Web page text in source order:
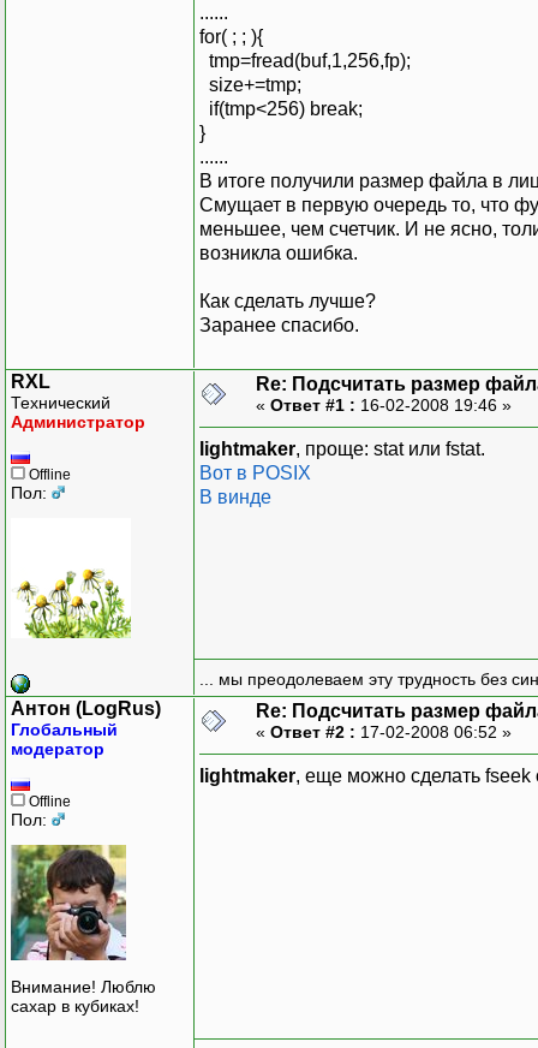
......
for( ; ; ){
tmp=fread(buf,1,256,fp);
size+=tmp;
if(tmp<256) break;
}
......
В итоге получили размер файла в
Смущает в первую очередь то, что
меньшее, чем счетчик. И не ясно,
возникла ошибка.
Как сделать лучше?
Заранее спасибо.
RXL
Технический
Администратор
Offline
Пол:
Re: Подсчитать размер
« Ответ #1 : 16-02-2008 19:46 »
lightmaker, проще: stat или fstat.
Вот в POSIX
В винде
... мы преодолеваем эту трудность без
Антон (LogRus)
Глобальный
модератор
Offline
Пол:
Внимание! Люблю
сахар в кубиках!
Re: Подсчитать размер
« Ответ #2 : 17-02-2008 06:52 »
lightmaker, еще можно сделать fseek